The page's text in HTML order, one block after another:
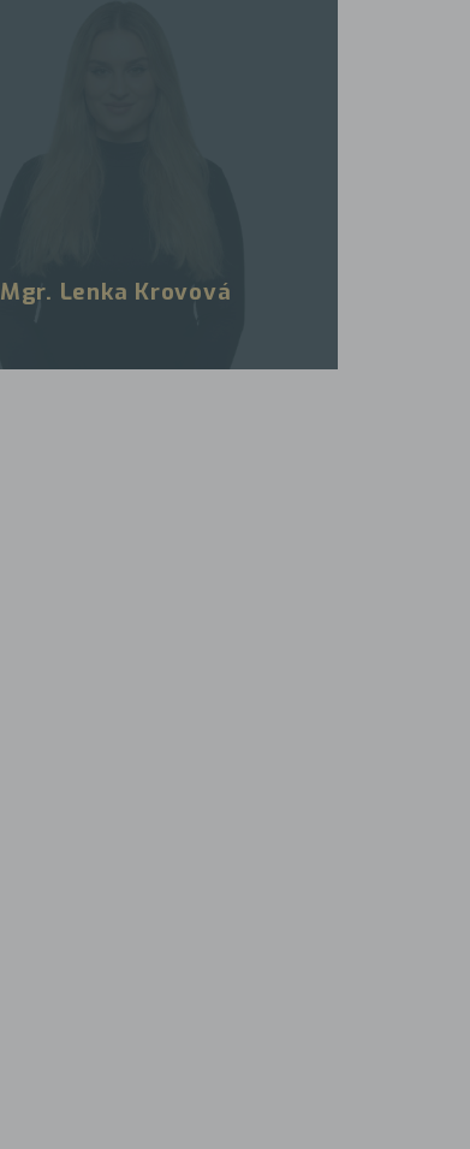
Mgr. Lenka Krovová